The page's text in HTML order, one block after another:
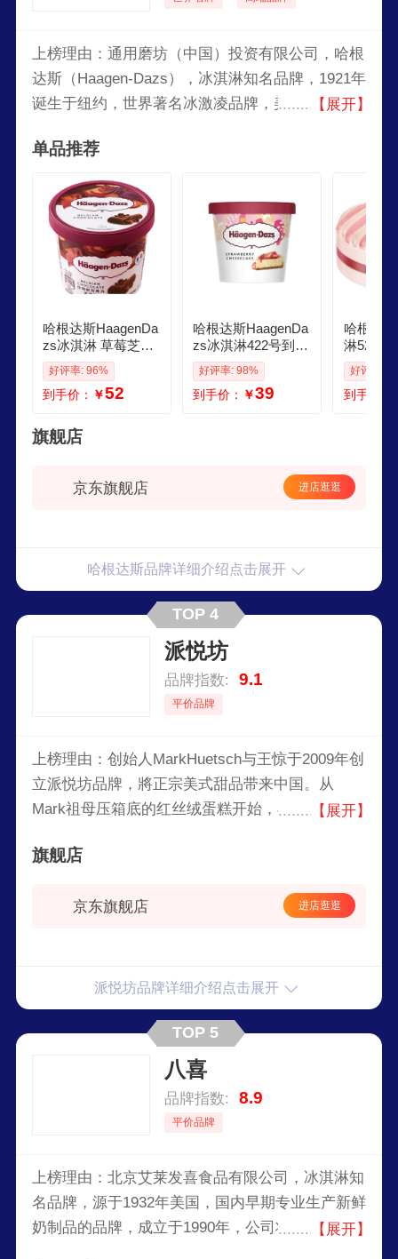
上榜理由：通用磨坊（中国）投资有限公司，哈根
达斯（Haagen-Dazs），冰淇淋知名品牌，1921年
诞生于纽约，世界著名冰激凌品牌，美国通用磨坊
【展开】
单品推荐
哈根达斯HaagenDa
zs冰淇淋 草莓芝士
蛋糕口味冰激凌 95
ml杯 小杯装雪糕
好评率: 96%
到手价： ￥52
哈根达斯HaagenDa
zs冰淇淋422号到期
草莓芝士蛋糕口味
冰激凌 95ml杯 小杯
装雪糕
好评率: 98%
到手价： ￥39
哈根达
淋520g
6款任选 生日蛋糕
一键转
好评率:
到手价：
旗舰店
京东旗舰店 进店逛逛
哈根达斯品牌详细介绍点击展开
TOP 4
派悦坊
品牌指数: 9.1
平价品牌
上榜理由：创始人MarkHuetsch与王惊于2009年创
立派悦坊品牌，將正宗美式甜品带来中国。从
Mark祖母压箱底的红丝绒蛋糕开始，再到备受年
糕以及休闲零食，派悦坊的美味创意层出不穷，用
可及的幸福感。
【展开】
旗舰店
京东旗舰店 进店逛逛
派悦坊品牌详细介绍点击展开
TOP 5
八喜
品牌指数: 8.9
平价品牌
上榜理由：北京艾莱发喜食品有限公司，冰淇淋知
名品牌，源于1932年美国，国内早期专业生产新鲜
奶制品的品牌，成立于1990年，公司将冰淇淋技术
【展开】